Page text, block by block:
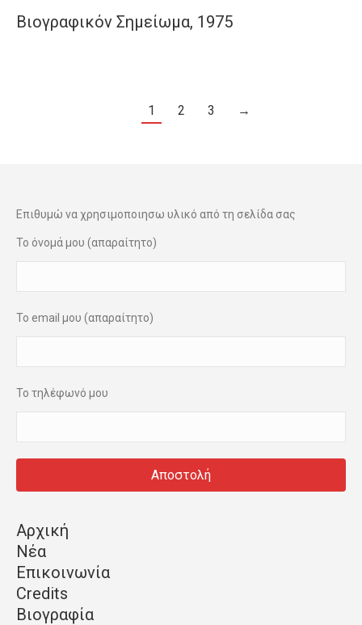
Βιογραφικόν Σημείωμα, 1975
1 2 3 →
Επιθυμώ να χρησιμοποιησω υλικό από τη σελίδα σας
Το όνομά μου (απαραίτητο)
Το email μου (απαραίτητο)
Το τηλέφωνό μου
Αρχική
Νέα
Επικοινωνία
Credits
Βιογραφία